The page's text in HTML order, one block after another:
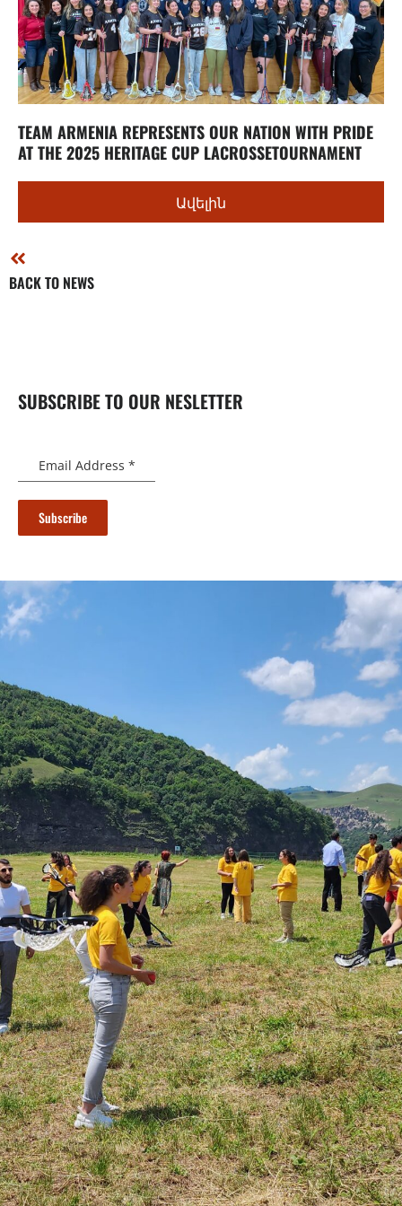
TEAM ARMENIA REPRESENTS OUR NATION WITH PRIDE
AT THE 2025 HERITAGE CUP LACROSSETOURNAMENT
Ավելին
BACK TO NEWS
SUBSCRIBE TO OUR NESLETTER
Email Address *
Subscribe